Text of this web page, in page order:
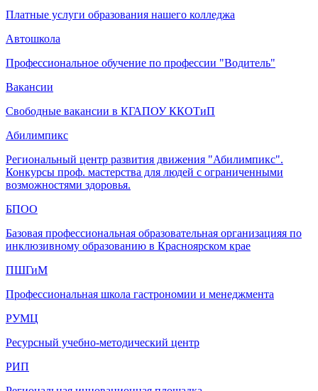
Платные услуги образования нашего колледжа
Автошкола
Профессиональное обучение по профессии "Водитель"
Вакансии
Свободные вакансии в КГАПОУ ККОТиП
Абилимпикс
Региональный центр развития движения "Абилимпикс".
Конкурсы проф. мастерства для людей с ограниченными
возможностями здоровья.
БПОО
Базовая профессиональная образовательная организацияя по
инклюзивному образованию в Красноярском крае
ПШГиМ
Профессиональная школа гастрономии и менеджмента
РУМЦ
Ресурсный учебно-методический центр
РИП